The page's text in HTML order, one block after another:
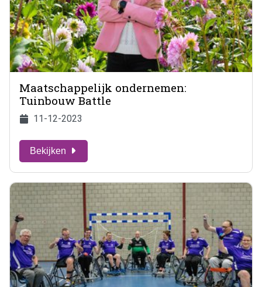
Verhuur
Maatschappelijk ondernemen:
Tuinbouw Battle
11-12-2023
Bekijken